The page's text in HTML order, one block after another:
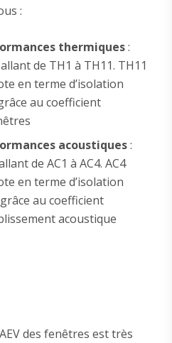
:
thermiques:
de TH1 à TH11. TH11
en terme d’isolation
au coefficient
acoustiques:
de AC1 à AC4. AC4
en terme d’isolation
au coefficient
acoustique
des fenêtres est très